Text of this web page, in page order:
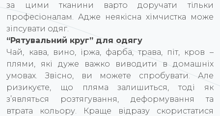
за цими тканини варто доручати тільки
професіоналам. Адже неякісна хімчистка може
зіпсувати одяг.
“Рятувальний круг” для одягу
Чай, кава, вино, іржа, фарба, трава, піт, кров –
плями, які дуже важко виводити в домашніх
умовах. Звісно, ви можете спробувати. Але
ризикуєте, що пляма залишиться, тоді як
з’являться розтягування, деформування та
втрата кольору. Краще відразу скористатися